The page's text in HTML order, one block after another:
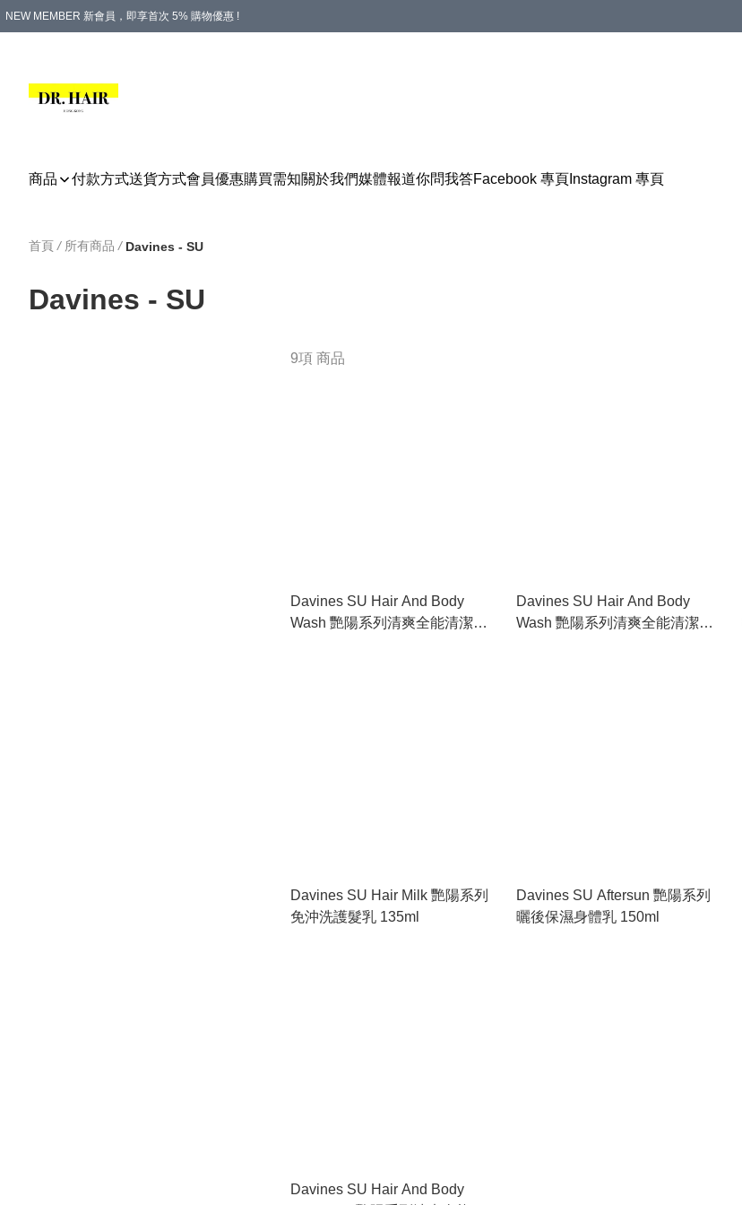
NEW MEMBER 新會員，即享首次 5% 購物優惠 !
商品 付款方式送貨方式會員優惠購買需知關於我們媒體報道你問我答Facebook 專頁 Instagram 專頁
首頁 / 所有商品 / Davines - SU
Davines - SU
9項 商品
Davines SU Hair And Body
Wash 艷陽系列清爽全能清潔露
Davines SU Hair And Body
Wash 艷陽系列清爽全能清潔露
Davines SU Hair Milk 艷陽系列
免沖洗護髮乳 135ml
Davines SU Aftersun 艷陽系列
曬後保濕身體乳 150ml
Davines SU Hair And Body